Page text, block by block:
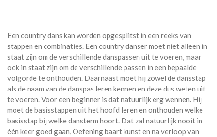
Een country dans kan worden opgesplitst in een reeks van
stappen en combinaties. Een country danser moet niet alleen in
staat zijn om de verschillende danspassen uit te voeren, maar
ook in staat zijn om de verschillende passen in een bepaalde
volgorde te onthouden. Daarnaast moet hij zowel de dansstap
als de naam van de danspas leren kennen en deze dus weten uit
te voeren. Voor een beginner is dat natuurlijk erg wennen. Hij
moet de basisstappen uit het hoofd leren en onthouden welke
basisstap bij welke dansterm hoort. Dat zal natuurlijk nooit in
één keer goed gaan, Oefening baart kunst en na verloop van